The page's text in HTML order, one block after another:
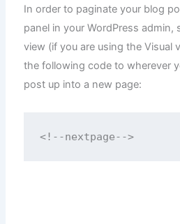
In order to paginate your blog
panel in your WordPress admin,
view (if you are using the Visual
the following code to wherever
post up into a new page: